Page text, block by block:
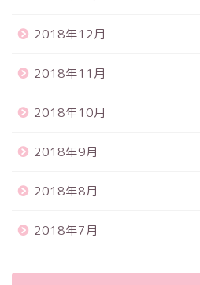
2018年12月
2018年11月
2018年10月
2018年9月
2018年8月
2018年7月